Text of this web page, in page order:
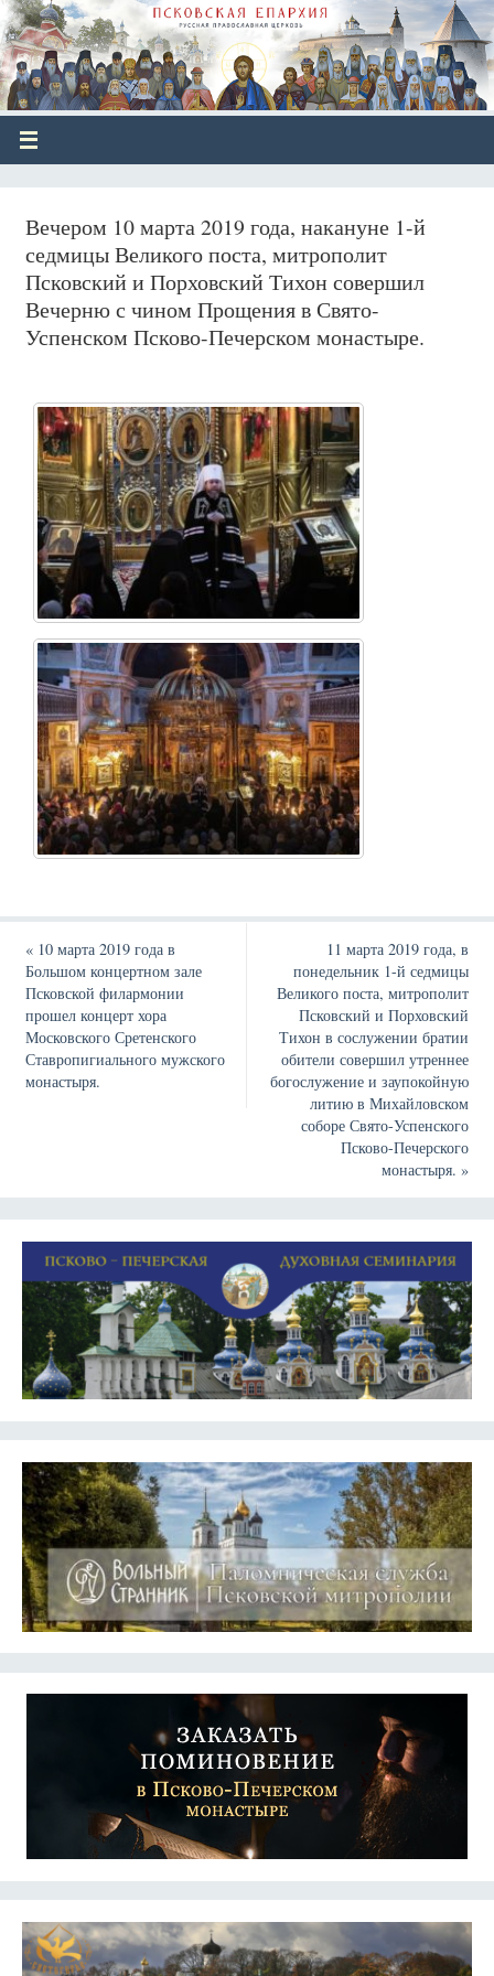
Вечером 10 марта 2019 года, накануне 1-й
седмицы Великого поста, митрополит
Псковский и Порховский Тихон совершил
Вечерню с чином Прощения в Свято-
Успенском Псково-Печерском монастыре.
«10 марта 2019 года в
Большом концертном зале
Псковской филармонии
прошел концерт хора
Московского Сретенского
Ставропигиального мужского
монастыря.
11 марта 2019 года, в
понедельник 1-й седмицы
Великого поста, митрополит
Псковский и Порховский
Тихон в сослужении братии
обители совершил утреннее
богослужение и заупокойную
литию в Михайловском
соборе Свято-Успенского
Псково-Печерского
монастыря.»